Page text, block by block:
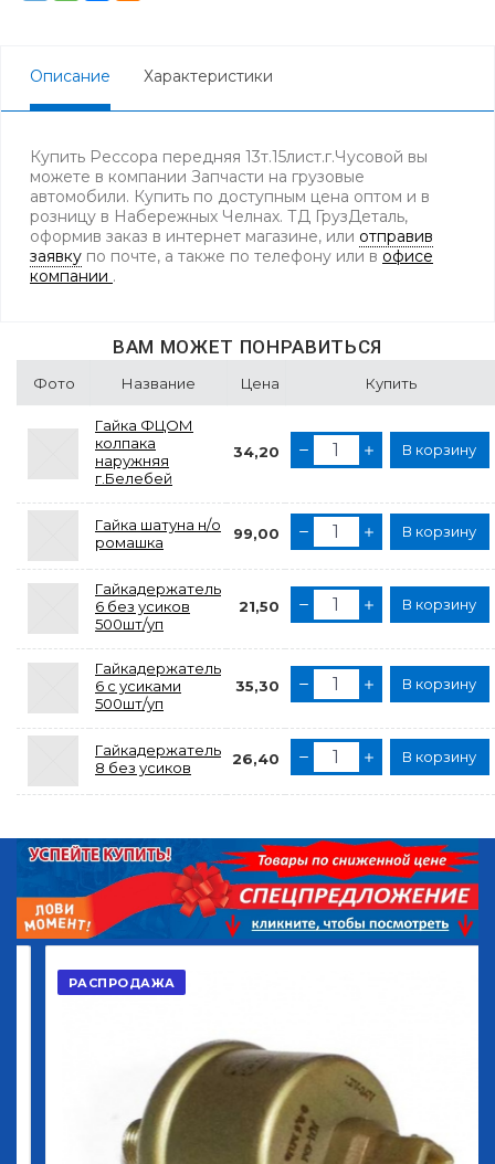
Описание Характеристики
Купить Рессора передняя 13т.15лист.г.Чусовой вы
можете в компании Запчасти на грузовые
автомобили. Купить по доступным цена оптом и в
розницу в Набережных Челнах. ТД ГрузДеталь,
оформив заказ в интернет магазине, или отправив
заявку по почте, а также по телефону или в офисе
компании .
ВАМ МОЖЕТ ПОНРАВИТЬСЯ
Фото Название Цена Купить
Гайка ФЦОМ
колпака
наружняя
г.Белебей
34,20 В корзину
Гайка шатуна н/о
ромашка
99,00 В корзину
Гайкадержатель
6 без усиков
500шт/уп
21,50 В корзину
Гайкадержатель
6 с усиками
500шт/уп
35,30 В корзину
Гайкадержатель
8 без усиков
26,40 В корзину
РАСПРОДАЖА